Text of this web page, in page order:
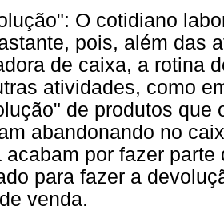
O cotidiano
pois, além das
de caixa, a rotina
atividades, como
de produtos que
abandonando no
acabam por fazer
para fazer a
venda.